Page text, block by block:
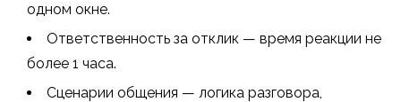
одном окне.
Ответственность за отклик — время реакции не
более 1 часа.
Сценарии общения — логика разговора,